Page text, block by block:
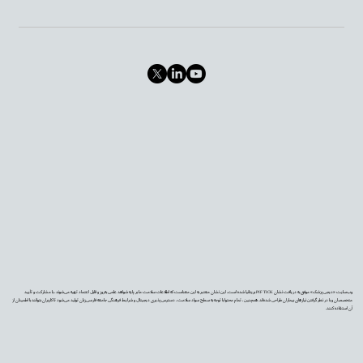
وب‌سایت «دیجی‌پزشک» موفق به دریافت نشان PIF TICK بریتانیا شده است. این نشان معتبر به این معناست که اطلاعات سلامت ما بر پایه شواهد علمی به‌روز و قابل اعتماد تهیه می‌شوند، با مشارکت و تأیید
متخصصان و با در نظر گرفتن نیازهای بیماران طراحی شده‌اند. همچنین، تمام محتوا با توجه به سطح سواد سلامت، دسترس‌پذیری دیجیتال و شرایط فرهنگی جامعه فارسی‌زبان تولید می‌شود تا کاربران بتوانند با اطمینان از
آن استفاده کنند.